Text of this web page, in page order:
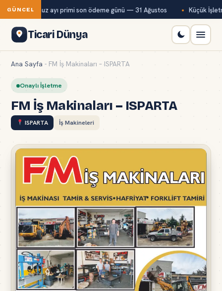
GÜNCEL
Kur temmuz ayı primi son ödeme günü — 31 Ağustos Küçük
Ticari Dünya
Ana Sayfa - FM İş Makinaları – ISPARTA
Onaylı İşletme
FM İş Makinaları – ISPARTA
ISPARTA İş Makineleri